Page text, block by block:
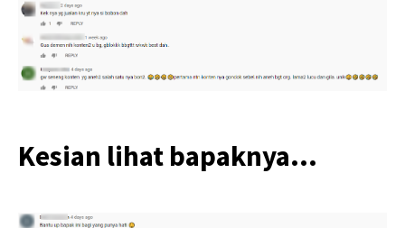
Kesian lihat bapaknya…